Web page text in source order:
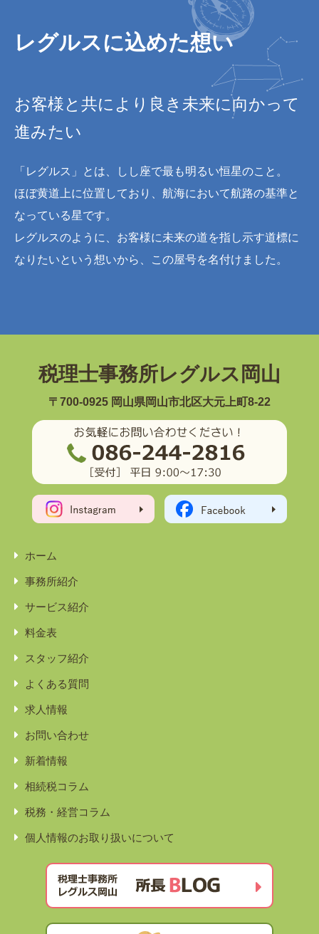
レグルスに込めた想い
お客様と共により良き未来に向かって
進みたい
「レグルス」とは、しし座で最も明るい恒星のこと。
ほぼ黄道上に位置しており、航海において航路の基準と
なっている星です。
レグルスのように、お客様に未来の道を指し示す道標に
なりたいという想いから、この屋号を名付けました。
税理士事務所レグルス岡山
〒700-0925 岡山県岡山市北区大元上町8-22
ホーム
事務所紹介
サービス紹介
料金表
スタッフ紹介
よくある質問
求人情報
お問い合わせ
新着情報
相続税コラム
税務・経営コラム
個人情報のお取り扱いについて